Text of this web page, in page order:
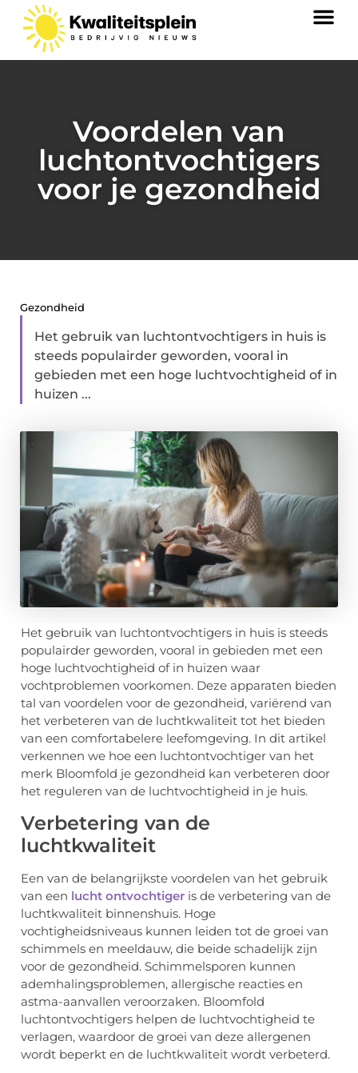
Voordelen van
luchtontvochtigers
voor je gezondheid
Gezondheid
Het gebruik van luchtontvochtigers in huis is
steeds populairder geworden, vooral in
gebieden met een hoge luchtvochtigheid of in
huizen ...
Het gebruik van luchtontvochtigers in huis is steeds
populairder geworden, vooral in gebieden met een
hoge luchtvochtigheid of in huizen waar
vochtproblemen voorkomen. Deze apparaten bieden
tal van voordelen voor de gezondheid, variërend van
het verbeteren van de luchtkwaliteit tot het bieden
van een comfortabelere leefomgeving. In dit artikel
verkennen we hoe een luchtontvochtiger van het
merk Bloomfold je gezondheid kan verbeteren door
het reguleren van de luchtvochtigheid in je huis.
Verbetering van de
luchtkwaliteit
Een van de belangrijkste voordelen van het gebruik
van een lucht ontvochtiger is de verbetering van de
luchtkwaliteit binnenshuis. Hoge
vochtigheidsniveaus kunnen leiden tot de groei van
schimmels en meeldauw, die beide schadelijk zijn
voor de gezondheid. Schimmelsporen kunnen
ademhalingsproblemen, allergische reacties en
astma-aanvallen veroorzaken. Bloomfold
luchtontvochtigers helpen de luchtvochtigheid te
verlagen, waardoor de groei van deze allergenen
wordt beperkt en de luchtkwaliteit wordt verbeterd.